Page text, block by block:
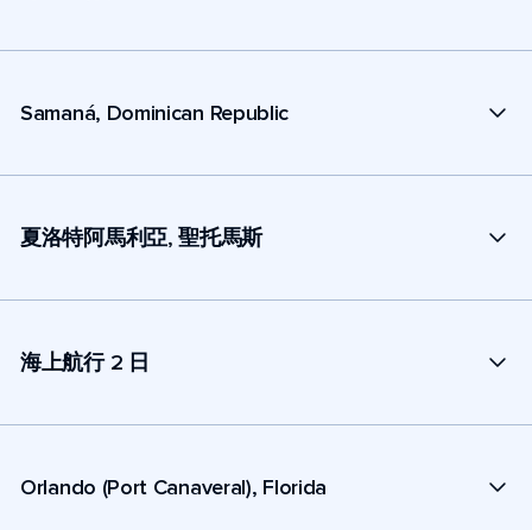
Samaná, Dominican Republic
夏洛特阿馬利亞, 聖托馬斯
海上航行 2 日
Orlando (Port Canaveral), Florida